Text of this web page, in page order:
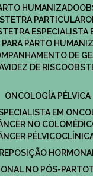
HUMANIZADO
PARTICULAR
PARA PARTO
DE
DE RISCO
ONCOLOGÍA PÉLVICA
EM
NO COLO
PÉLVICO
REPOSIÇÃO
NO PÓS-PARTO